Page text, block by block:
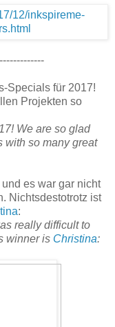
Specials für 2017!
Projekten so
We are so glad
with so many great
es war gar nicht
Nichtsdestotrotz ist
:
really difficult to
winner is Christina: